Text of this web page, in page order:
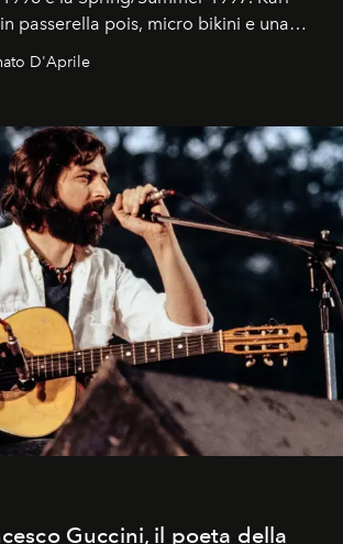
passerella pois, micro bikini e una
per la spiaggia
una dietro l'altra. Trent'anni dopo,
più contemporanei che abbiamo.
D'Aprile
Guccini, il poeta della